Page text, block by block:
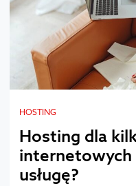
HOSTING
Hosting dla
internetowych
usługę?